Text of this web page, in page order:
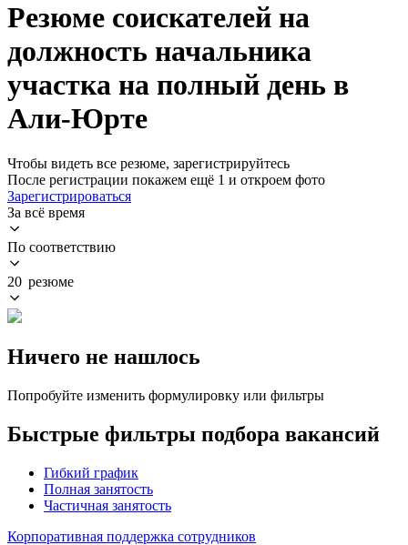
Резюме соискателей на
должность начальника
участка на полный день в
Али-Юрте
Чтобы видеть все резюме, зарегистрируйтесь
После регистрации покажем ещё 1 и откроем фото
Зарегистрироваться
За всё время
По соответствию
20 резюме
Ничего не нашлось
Попробуйте изменить формулировку или фильтры
Быстрые фильтры подбора вакансий
Гибкий график
Полная занятость
Частичная занятость
Корпоративная поддержка сотрудников